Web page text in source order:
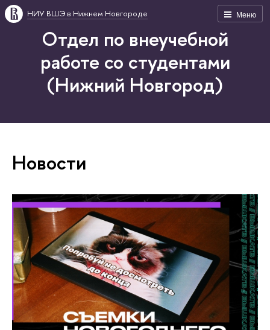
Меню
НИУ ВШЭ в Нижнем Новгороде
Отдел по внеучебной
работе со студентами
(Нижний Новгород)
Новости